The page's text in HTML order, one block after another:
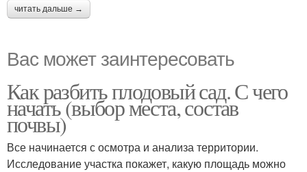
читать дальше →
Вас может заинтересовать
Как разбить плодовый сад. С чего
начать (выбор места, состав
почвы)
Все начинается с осмотра и анализа территории.
Исследование участка покажет, какую площадь можно